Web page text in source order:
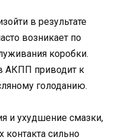
в результате
возникает по
коробки.
АКПП приводит к
голоданию.
и ухудшение смазки,
контакта сильно